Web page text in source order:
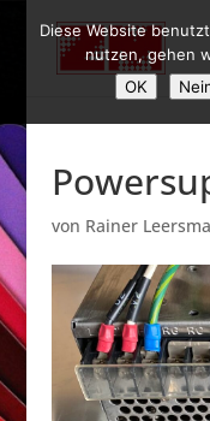
von Rainer
Diese Website
nutzen, gehen
OK